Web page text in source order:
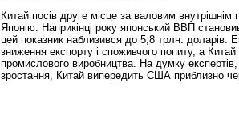
Китай посів друге місце за валовим
Японію. Наприкінці року японський ВВП
цей показник наблизився до 5,8 трлн. доларів.
зниження експорту і споживчого попиту, а
промислового виробництва. На думку експертів,
зростання, Китай випередить США приблизно